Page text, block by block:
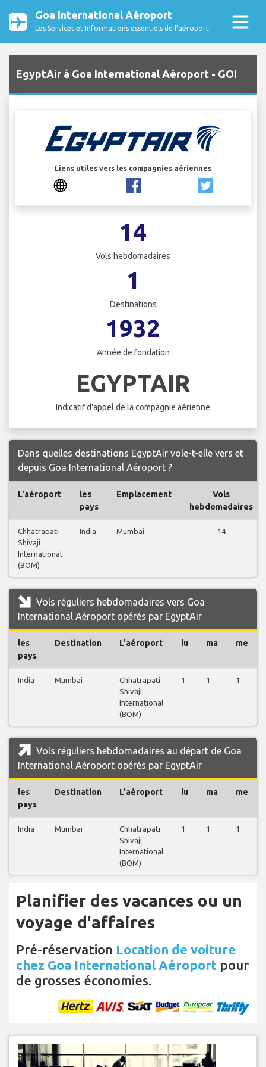
Goa International Aéroport
Les Services et Informations essentiels de l’aéroport
EgyptAir à Goa International Aéroport - GOI
Liens utiles vers les compagnies aériennes
14
Vols hebdomadaires
1
Destinations
1932
Année de fondation
EGYPTAIR
Indicatif d'appel de la compagnie aérienne
Dans quelles destinations EgyptAir vole-t-elle vers et
depuis Goa International Aéroport ?
L'aéroport
les
pays
Emplacement
Vols
hebdomadaires
Chhatrapati
Shivaji
International
(BOM)
India Mumbai 14
Vols réguliers hebdomadaires vers Goa
International Aéroport opérés par EgyptAir
les
pays
Destination L'aéroport lu ma me
India Mumbai
Chhatrapati
Shivaji
International
(BOM)
1 1 1
Vols réguliers hebdomadaires au départ de Goa
International Aéroport opérés par EgyptAir
les
pays
Destination L'aéroport lu ma me
India Mumbai
Chhatrapati
Shivaji
International
(BOM)
1 1 1
Planifier des vacances ou un
voyage d'affaires
Pré-réservation Location de voiture
chez Goa International Aéroport pour
de grosses économies.